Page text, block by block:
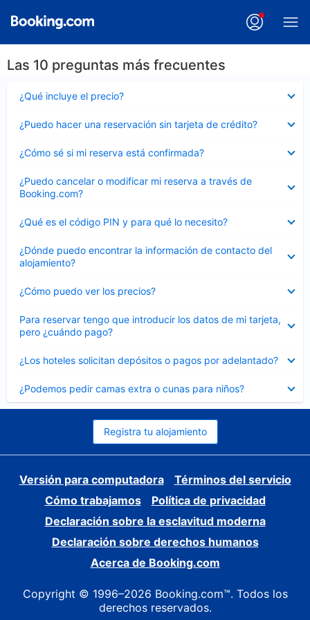
Las 10 preguntas más frecuentes
¿Qué incluye el precio?
cerrado
¿Puedo hacer una reservación sin tarjeta de crédito?
cerrado
¿Cómo sé si mi reserva está confirmada?
cerrado
¿Puedo cancelar o modificar mi reserva a través de
Booking.com?
cerrado
¿Qué es el código PIN y para qué lo necesito?
cerrado
¿Dónde puedo encontrar la información de contacto del
alojamiento?
cerrado
¿Cómo puedo ver los precios?
cerrado
Para reservar tengo que introducir los datos de mi tarjeta,
pero ¿cuándo pago?
cerrado
¿Los hoteles solicitan depósitos o pagos por adelantado?
cerrado
¿Podemos pedir camas extra o cunas para niños?
cerrado
Registra tu alojamiento
Versión para computadora
Términos del servicio
Cómo trabajamos
Política de privacidad
Declaración sobre la esclavitud moderna
Declaración sobre derechos humanos
Acerca de Booking.com
Copyright © 1996–2026 Booking.com™. Todos los
derechos reservados.